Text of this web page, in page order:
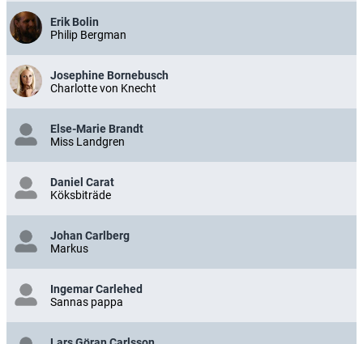
Erik Bolin
Philip Bergman
Josephine Bornebusch
Charlotte von Knecht
Else-Marie Brandt
Miss Landgren
Daniel Carat
Köksbiträde
Johan Carlberg
Markus
Ingemar Carlehed
Sannas pappa